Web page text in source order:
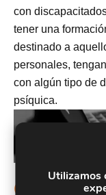
con
tener una
destinado a
personales,
con algún tipo de
psíquica.
Objetivos
Utilizamos